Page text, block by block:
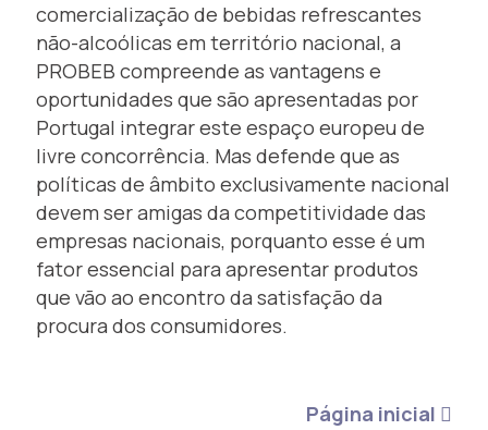
comercialização de bebidas refrescantes
não-alcoólicas em território nacional, a
PROBEB compreende as vantagens e
oportunidades que são apresentadas por
Portugal integrar este espaço europeu de
livre concorrência. Mas defende que as
políticas de âmbito exclusivamente nacional
devem ser amigas da competitividade das
empresas nacionais, porquanto esse é um
fator essencial para apresentar produtos
que vão ao encontro da satisfação da
procura dos consumidores.
Página inicial